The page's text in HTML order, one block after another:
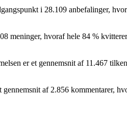
i 28.109 anbefalinger,
meninger, hvoraf hele 84 %
er et gennemsnit af 11.467
af 2.856 kommentarer,